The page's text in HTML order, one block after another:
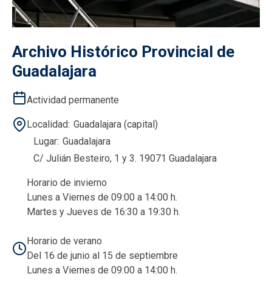
Archivo Histórico Provincial de
Guadalajara
Actividad permanente
Localidad Guadalajara (capital)
Lugar Guadalajara
C/ Julián Besteiro, 1 y 3. 19071 Guadalajara
Horario de invierno
Lunes a Viernes de 09:00 a 14:00 h.
Martes y Jueves de 16:30 a 19:30 h.
Horario de verano
Del 16 de junio al 15 de septiembre
Lunes a Viernes de 09:00 a 14:00 h.